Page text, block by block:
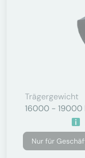
Trägergewicht
16000 - 19000
Nur für